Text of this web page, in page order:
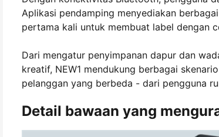
Aplikasi pendamping menyediakan
pertama kali untuk membuat label dengan
Dari mengatur penyimpanan dapur dan
kreatif, NEW1 mendukung berbagai
pelanggan yang berbeda - dari pengguna
Detail bawaan yang